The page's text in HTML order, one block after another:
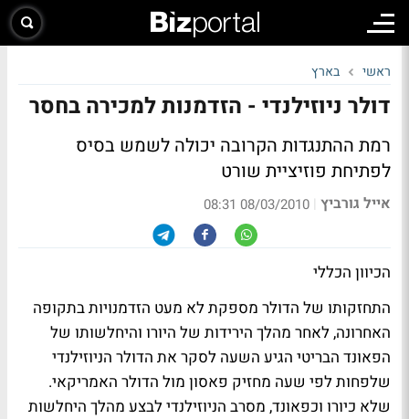
ראשי בארץ
דולר ניוזילנדי - הזדמנות למכירה בחסר
רמת ההתנגדות הקרובה יכולה לשמש בסיס
לפתיחת פוזיציית שורט
אייל גורביץ |
08/03/2010 08:31
הכיוון הכללי
התחזקותו של הדולר מספקת לא מעט הזדמנויות בתקופה
האחרונה, לאחר מהלך הירידות של היורו והיחלשותו של
הפאונד הבריטי הגיע השעה לסקר את הדולר הניוזילנדי
שלפחות לפי שעה מחזיק פאסון מול הדולר האמריקאי.
שלא כיורו וכפאונד, מסרב הניוזילנדי לבצע מהלך היחלשות